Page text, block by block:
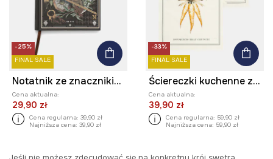
-25%
FINAL SALE
Notatnik ze znacznikiem
Cena aktualna:
29,90 zł
Cena regularna: 39,90 zł
Najniższa cena: 39,90 zł
-33%
FINAL SALE
Ściereczki kuchenne z domieszką lnu wzorzyste (2-pack)
Cena aktualna:
39,90 zł
Cena regularna: 59,90 zł
Najniższa cena: 59,90 zł